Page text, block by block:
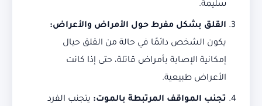
سليمة.
القلق بشكل مفرط حول الأمراض والأعراض:
يكون الشخص دائمًا في حالة من القلق حيال
إمكانية الإصابة بأمراض قاتلة، حتى إذا كانت
الأعراض طبيعية.
تجنب المواقف المرتبطة بالموت: يتجنب الفرد